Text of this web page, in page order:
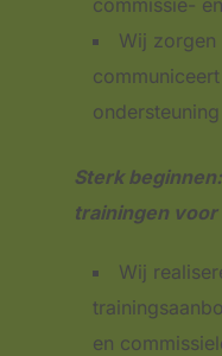
Wij zorgen
Sterk
trainingen
Wij
en